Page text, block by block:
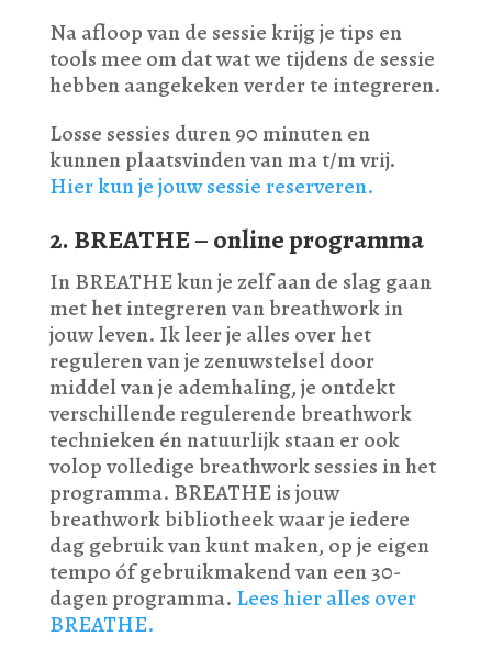
Na afloop van de sessie krijg je tips en
tools mee om dat wat we tijdens de sessie
hebben aangekeken verder te integreren.
Losse sessies duren 90 minuten en
kunnen plaatsvinden van ma t/m vrij.
Hier kun je jouw sessie reserveren.
2. BREATHE – online programma
In BREATHE kun je zelf aan de slag gaan
met het integreren van breathwork in
jouw leven. Ik leer je alles over het
reguleren van je zenuwstelsel door
middel van je ademhaling, je ontdekt
verschillende regulerende breathwork
technieken én natuurlijk staan er ook
volop volledige breathwork sessies in het
programma. BREATHE is jouw
breathwork bibliotheek waar je iedere
dag gebruik van kunt maken, op je eigen
tempo óf gebruikmakend van een 30-
dagen programma. Lees hier alles over
BREATHE.